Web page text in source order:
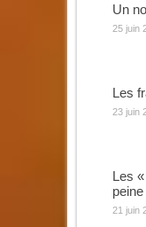
Un
25 juin
Les
23 juin
Les
peine
21 juin